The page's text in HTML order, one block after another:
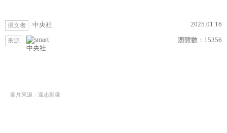
撰文者 中央社 2025.01.16
來源
中央社
瀏覽數： 15356
圖片來源：達志影像